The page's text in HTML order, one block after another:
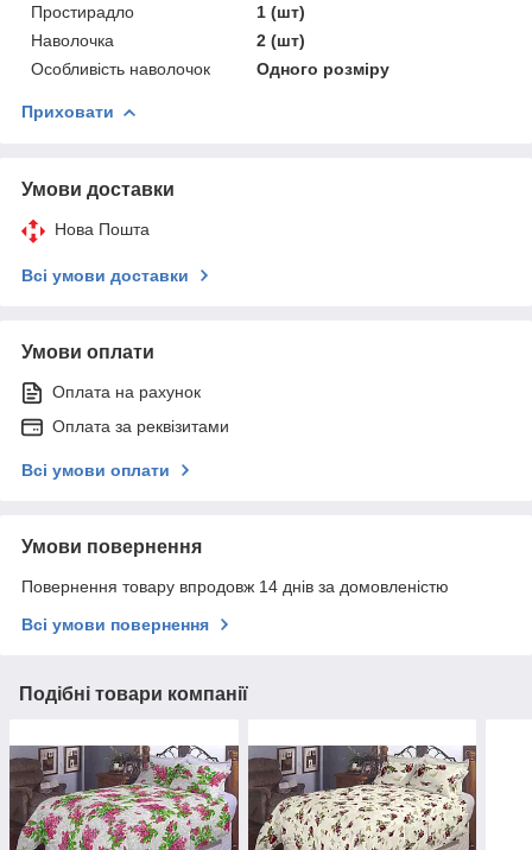
Простирадло
1 (шт)
Наволочка
2 (шт)
Особливість наволочок
Одного розміру
Приховати
Умови доставки
Нова Пошта
Всі умови доставки
Умови оплати
Оплата на рахунок
Оплата за реквізитами
Всі умови оплати
Умови повернення
Повернення товару впродовж 14 днів за домовленістю
Всі умови повернення
Подібні товари компанії